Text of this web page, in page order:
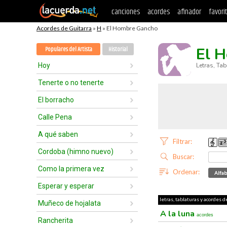
canciones acordes afinador
Acordes de Guitarra » H » El Hombre Gancho
Populares del Artista Historial
Hoy
Tenerte o no tenerte
El borracho
Calle Pena
A qué saben
Cordoba (himno nuevo)
Como la primera vez
Esperar y esperar
Muñeco de hojalata
Rancherita
El
Letras,
Filtrar:
Buscar:
Ordenar:
letras, tablaturas y acordes
A la luna acordes